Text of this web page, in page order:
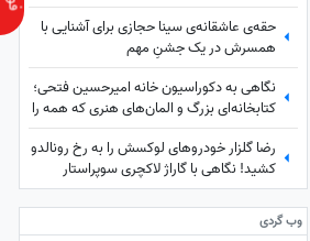
حقه‌ی عاشقانه‌ی سینا حجازی برای آشنایی با
همسرش در یک جشنِ مهم
نگاهی به دکوراسیون خانه امیرحسین فتحی؛
کتابخانه‌ای بزرگ و المان‌های هنری که همه را
غافلگیر کرد/ بیخود نیست بهش میگن آقازاده
سینمای ایران
رضا گلزار خودروهای لوکسش را به رخ رونالدو
کشید! نگاهی با گاراژ لاکچری سوپراستار
سینمای ایران+عکس
وب گردی